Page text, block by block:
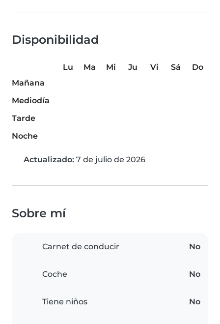
Disponibilidad
Lu Ma Mi Ju Vi Sá
Do
Mañana
Mediodía
Tarde
Noche
Actualizado: 7 de julio de 2026
Sobre mí
Carnet de conducir No
Coche No
Tiene niños No